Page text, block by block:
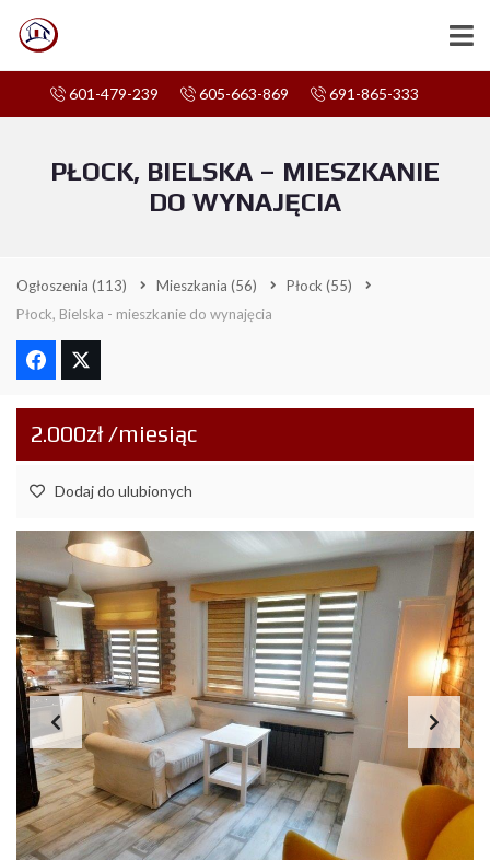
601-479-239 605-663-869 691-865-333
PŁOCK, BIELSKA – MIESZKANIE
DO WYNAJĘCIA
Ogłoszenia (113) Mieszkania (56) Płock (55)
Płock, Bielska - mieszkanie do wynajęcia
2.000zł /miesiąc
Dodaj do ulubionych